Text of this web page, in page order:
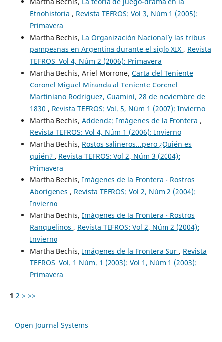
Etnohistoria , Revista TEFROS: Vol 3, Núm 1 (2005):
Primavera
Martha Bechis, La `Organización Nacional´ y las tribus
pampeanas en Argentina durante el siglo XIX , Revista
TEFROS: Vol 4, Núm 2 (2006): Primavera
Martha Bechis, Ariel Morrone, Carta del Teniente
Coronel Miguel Miranda al Teniente Coronel
Martiniano Rodriguez, Guaminí, 28 de noviembre de
1830 , Revista TEFROS: Vol. 5, Núm 1 (2007): Invierno
Martha Bechis, Addenda: Imágenes de la Frontera ,
Revista TEFROS: Vol 4, Núm 1 (2006): Invierno
Martha Bechis, Rostos salineros...pero ¿Quién es
quién? , Revista TEFROS: Vol 2, Núm 3 (2004):
Primavera
Martha Bechis, Imágenes de la Frontera - Rostros
Aborigenes , Revista TEFROS: Vol 2, Núm 2 (2004):
Invierno
Martha Bechis, Imágenes de la Frontera - Rostros
Ranquelinos , Revista TEFROS: Vol 2, Núm 2 (2004):
Invierno
Martha Bechis, Imágenes de la Frontera Sur , Revista
TEFROS: Vol. 1 Núm. 1 (2003): Vol 1, Núm 1 (2003):
Primavera
1 2 > >>
Open Journal Systems